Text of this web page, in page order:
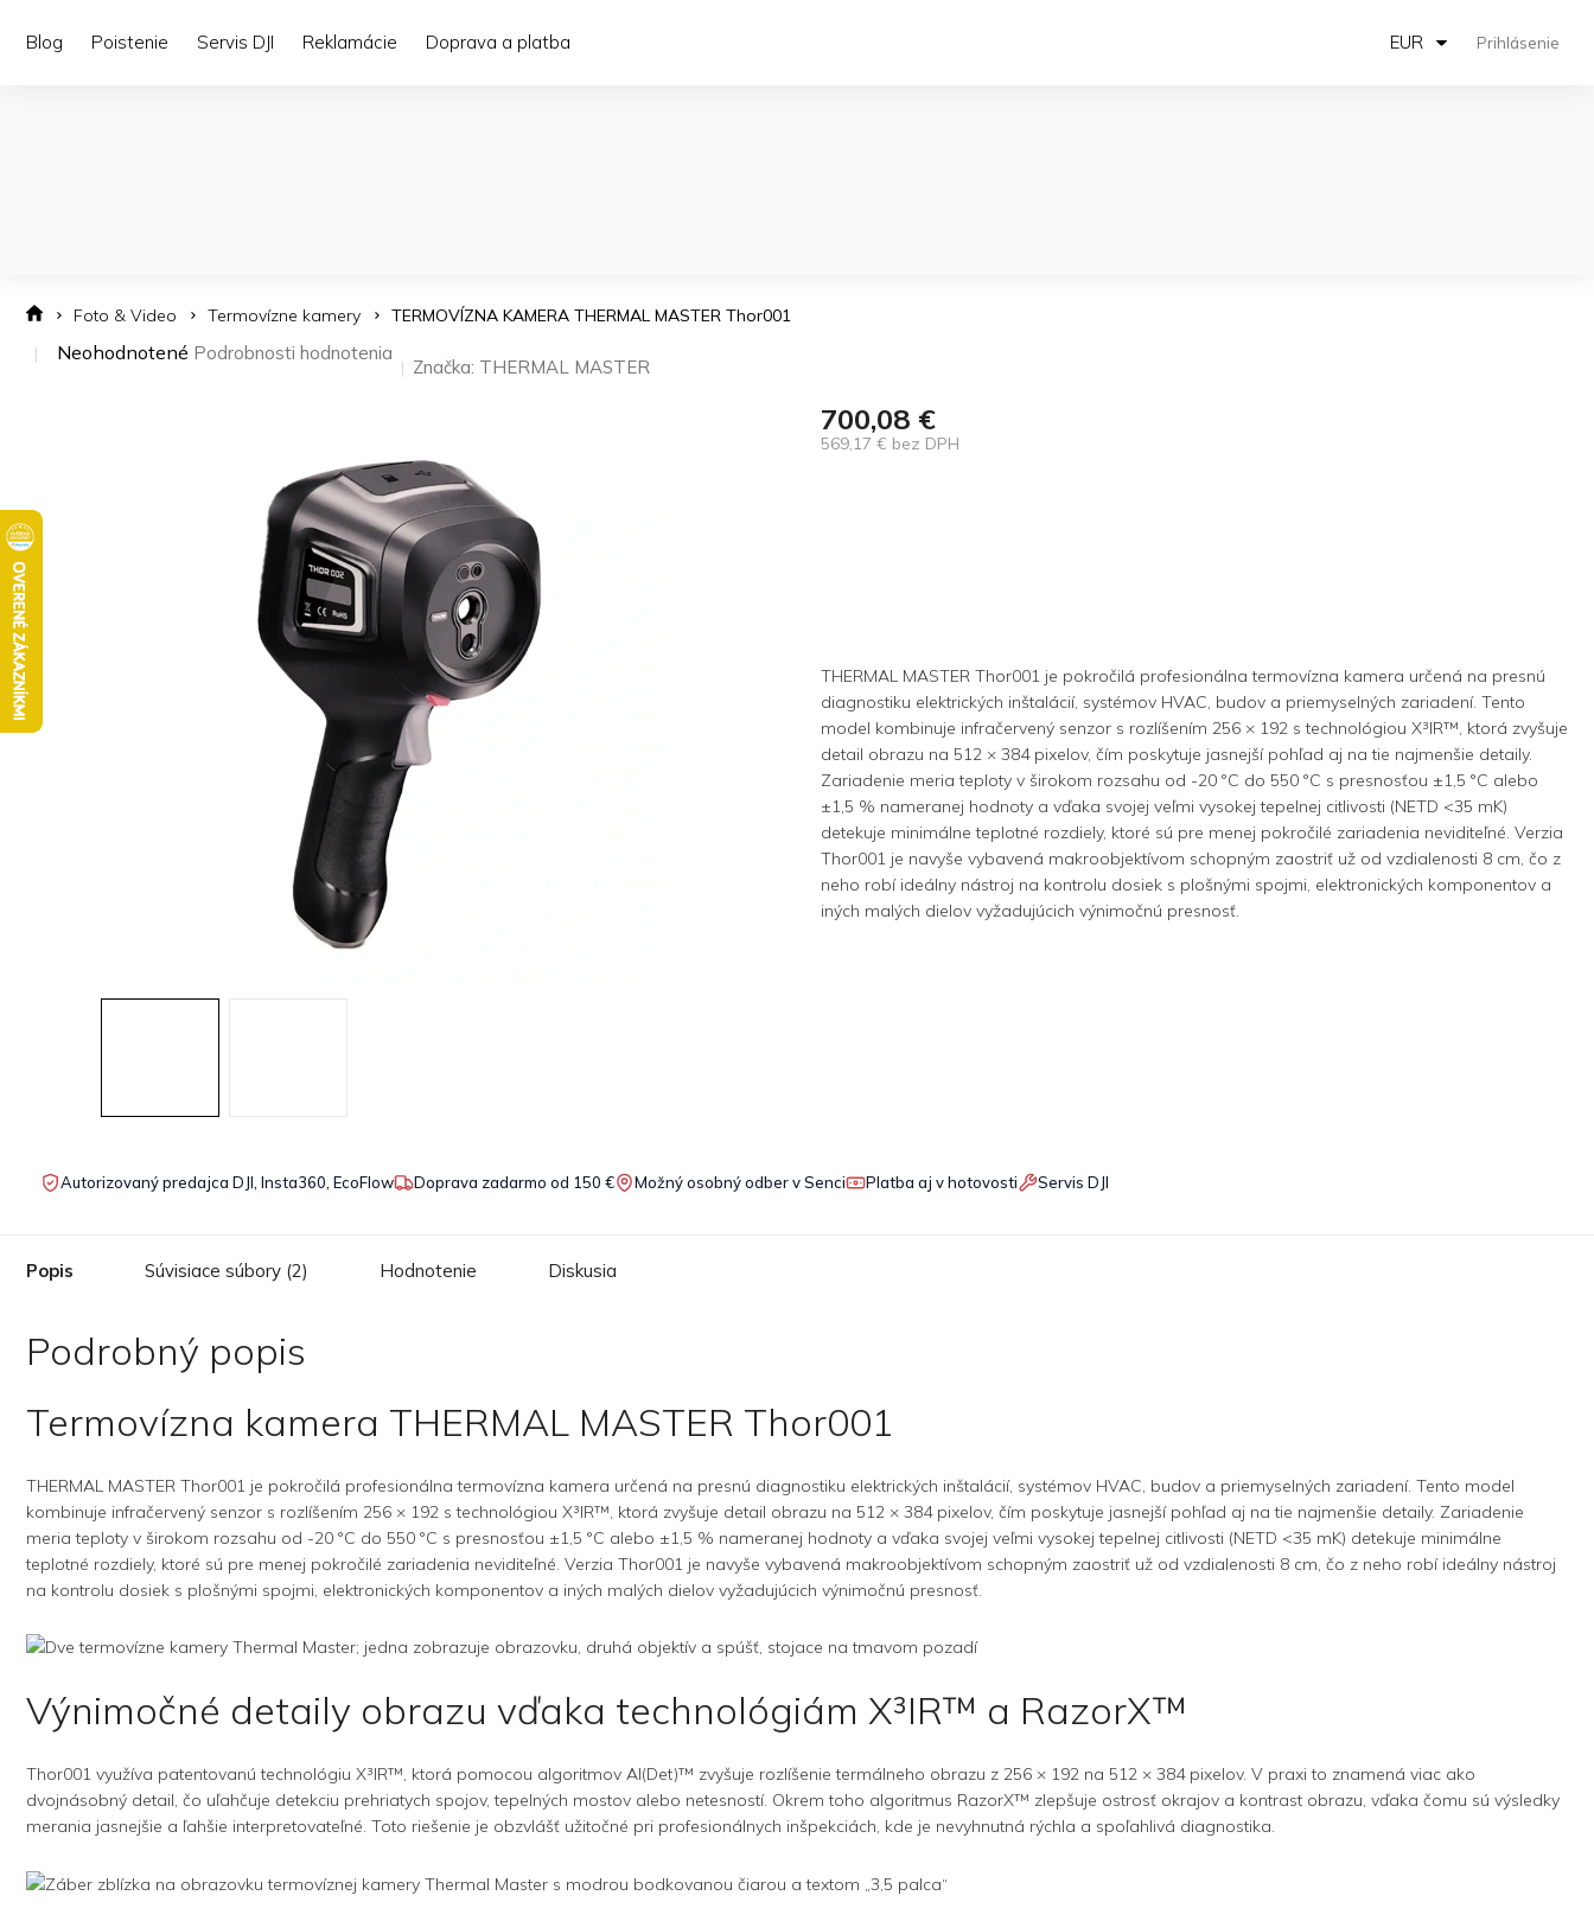
Blog Poistenie Servis DJI Reklamácie Doprava a platba EUR Prihlásenie
Foto & Video Termovízne kamery TERMOVÍZNA KAMERA THERMAL MASTER Thor001
Priemerné
Neohodnotené Podrobnosti hodnotenia
Značka: THERMAL MASTER
700,08 €
569,17 € bez DPH
THERMAL MASTER Thor001 je pokročilá profesionálna termovízna kamera určená na presnú
diagnostiku elektrických inštalácií, systémov HVAC, budov a priemyselných zariadení. Tento
model kombinuje infračervený senzor s rozlíšením 256 × 192 s technológiou X³IR™, ktorá zvyšuje
detail obrazu na 512 × 384 pixelov, čím poskytuje jasnejší pohľad aj na tie najmenšie detaily.
Zariadenie meria teploty v širokom rozsahu od -20 °C do 550 °C s presnosťou ±1,5 °C alebo
±1,5 % nameranej hodnoty a vďaka svojej veľmi vysokej tepelnej citlivosti (NETD <35 mK)
detekuje minimálne teplotné rozdiely, ktoré sú pre menej pokročilé zariadenia neviditeľné. Verzia
Thor001 je navyše vybavená makroobjektívom schopným zaostriť už od vzdialenosti 8 cm, čo z
neho robí ideálny nástroj na kontrolu dosiek s plošnými spojmi, elektronických komponentov a
iných malých dielov vyžadujúcich výnimočnú presnosť.
Autorizovaný predajca DJI, Insta360, EcoFlow Doprava zadarmo od 150 € Možný osobný odber v Senci Platba aj v hotovosti Servis DJI
Popis Súvisiace súbory (2) Hodnotenie Diskusia
Podrobný popis
Termovízna kamera THERMAL MASTER Thor001
THERMAL MASTER Thor001 je pokročilá profesionálna termovízna kamera určená na presnú diagnostiku elektrických inštalácií, systémov HVAC, budov a priemyselných zariadení. Tento model
kombinuje infračervený senzor s rozlíšením 256 × 192 s technológiou X³IR™, ktorá zvyšuje detail obrazu na 512 × 384 pixelov, čím poskytuje jasnejší pohľad aj na tie najmenšie detaily. Zariadenie
meria teploty v širokom rozsahu od -20 °C do 550 °C s presnosťou ±1,5 °C alebo ±1,5 % nameranej hodnoty a vďaka svojej veľmi vysokej tepelnej citlivosti (NETD <35 mK) detekuje minimálne
teplotné rozdiely, ktoré sú pre menej pokročilé zariadenia neviditeľné. Verzia Thor001 je navyše vybavená makroobjektívom schopným zaostriť už od vzdialenosti 8 cm, čo z neho robí ideálny nástroj
na kontrolu dosiek s plošnými spojmi, elektronických komponentov a iných malých dielov vyžadujúcich výnimočnú presnosť.
Výnimočné detaily obrazu vďaka technológiám X³IR™ a RazorX™
Thor001 využíva patentovanú technológiu X³IR™, ktorá pomocou algoritmov AI(Det)™ zvyšuje rozlíšenie termálneho obrazu z 256 × 192 na 512 × 384 pixelov. V praxi to znamená viac ako
dvojnásobný detail, čo uľahčuje detekciu prehriatych spojov, tepelných mostov alebo netesností. Okrem toho algoritmus RazorX™ zlepšuje ostrosť okrajov a kontrast obrazu, vďaka čomu sú výsledky
merania jasnejšie a ľahšie interpretovateľné. Toto riešenie je obzvlášť užitočné pri profesionálnych inšpekciách, kde je nevyhnutná rýchla a spoľahlivá diagnostika.